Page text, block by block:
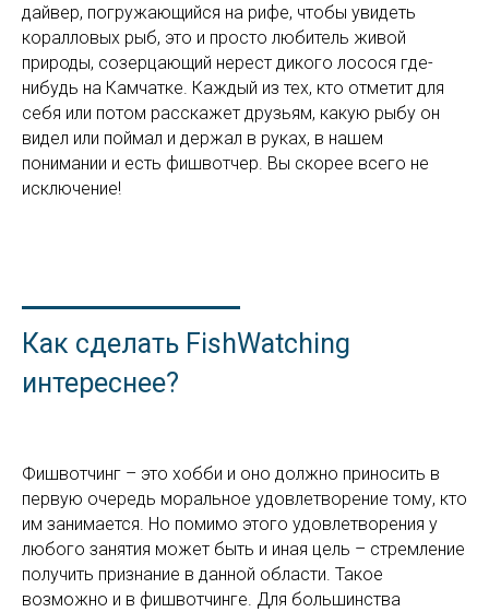
дайвер, погружающийся на рифе, чтобы увидеть
коралловых рыб, это и просто любитель живой
природы, созерцающий нерест дикого лосося где-
нибудь на Камчатке. Каждый из тех, кто отметит для
себя или потом расскажет друзьям, какую рыбу он
видел или поймал и держал в руках, в нашем
понимании и есть фишвотчер. Вы скорее всего не
исключение!
Как сделать FishWatching
интереснее?
Фишвотчинг – это хобби и оно должно приносить в
первую очередь моральное удовлетворение тому, кто
им занимается. Но помимо этого удовлетворения у
любого занятия может быть и иная цель – стремление
получить признание в данной области. Такое
возможно и в фишвотчинге. Для большинства